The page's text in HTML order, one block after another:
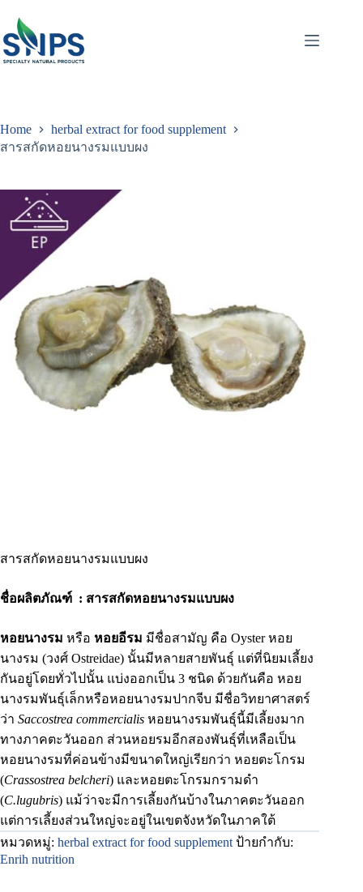
Home
herbal extract for food supplement
สารสกัดหอยนางรมแบบผง
สารสกัดหอยนางรมแบบผง
ชื่อผลิตภัณฑ์ : สารสกัดหอยนางรมแบบผง
หอยนางรม หรือ หอยอีรม มีชื่อสามัญ คือ Oyster หอย
นางรม (วงศ์ Ostreidae) นั้นมีหลายสายพันธุ์ แต่ที่นิยมเลี้ยง
กันอยู่โดยทั่วไปนั้น แบ่งออกเป็น 3 ชนิด ด้วยกันคือ หอย
นางรมพันธุ์เล็กหรือหอยนางรมปากจีบ มีชื่อวิทยาศาสตร์
ว่า Saccostrea commercialis หอยนางรมพันธุ์นี้มีเลี้ยงมาก
ทางภาคตะวันออก ส่วนหอยรมอีกสองพันธุ์ที่เหลือเป็น
หอยนางรมที่ค่อนข้างมีขนาดใหญ่เรียกว่า หอยตะโกรม
(Crassostrea belcheri) และหอยตะโกรมกรามดำ
(C.lugubris) แม้ว่าจะมีการเลี้ยงกันบ้างในภาคตะวันออก
แต่การเลี้ยงส่วนใหญ่จะอยู่ในเขตจังหวัดในภาคใต้
หมวดหมู่: herbal extract for food supplement ป้ายกำกับ:
Enrih nutrition